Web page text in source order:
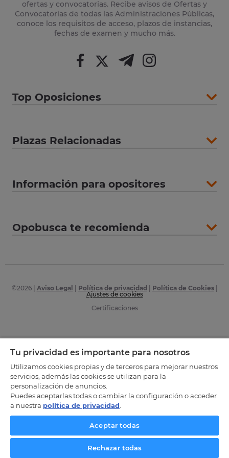
ofertas y convocatorias. Recibe avisos de Ofertas y
Convocatorias de todas las Administraciones Públicas,
conoce los requisitos de acceso, plazos de instancias,
fechas de examen y mucho más.
Top Oposiciones
Plazas Relacionadas
Información para opositores
Opobusca te recomienda
©2026| Aviso Legal Política de privacidad Política de Cookies|
Ajustes de cookies
Certificaciones
Tu privacidad es importante para nosotros
Utilizamos cookies propias y de terceros para mejorar nuestros
servicios, además las cookies se utilizan para la
personalización de anuncios.
Puedes aceptarlas todas o cambiar la configuración o acceder
a nuestra política de privacidad
Aceptar todas
Rechazar todas